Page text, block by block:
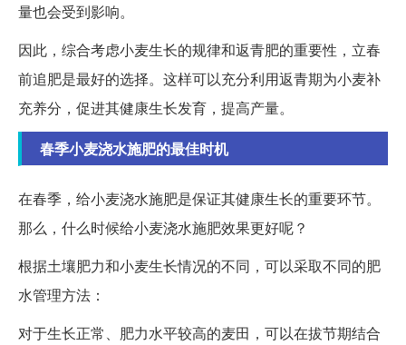
量也会受到影响。
因此，综合考虑小麦生长的规律和返青肥的重要性，立春
前追肥是最好的选择。这样可以充分利用返青期为小麦补
充养分，促进其健康生长发育，提高产量。
春季小麦浇水施肥的最佳时机
在春季，给小麦浇水施肥是保证其健康生长的重要环节。
那么，什么时候给小麦浇水施肥效果更好呢？
根据土壤肥力和小麦生长情况的不同，可以采取不同的肥
水管理方法：
对于生长正常、肥力水平较高的麦田，可以在拔节期结合